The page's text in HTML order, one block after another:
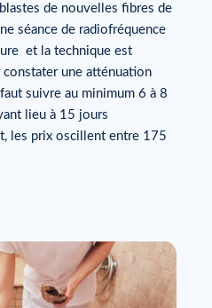
de nouvelles fibres de
séance de radiofréquence
et la technique est
une atténuation
suivre au minimum 6 à 8
lieu à 15 jours
les prix oscillent entre 175